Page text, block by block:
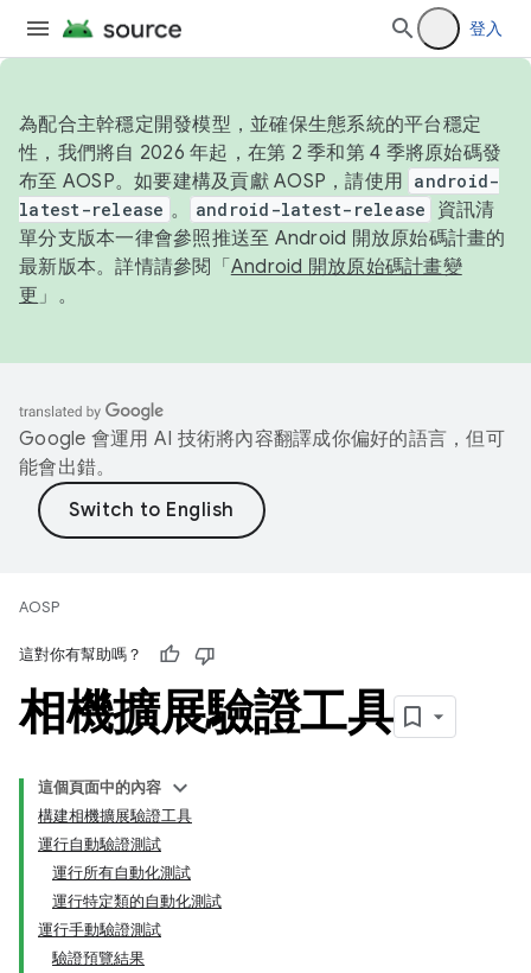
登入
為配合主幹穩定開發模型，並確保生態系統的平台穩定
性，我們將自 2026 年起，在第 2 季和第 4 季將原始碼發
布至 AOSP。如要建構及貢獻 AOSP，請使用 android-
latest-release 。 android-latest-release
資訊清
單分支版本一律會參照推送至 Android 開放原始碼計畫的
最新版本。詳情請參閱「 Android 開放原始碼計畫變
更 」。
Google 會運用 AI 技術將內容翻譯成你偏好的語言，但可
能會出錯。
AOSP
這對你有幫助嗎？
相機擴展驗證工具
這個頁面中的內容
構建相機擴展驗證工具
運行自動驗證測試
運行所有自動化測試
運行特定類的自動化測試
運行手動驗證測試
驗證預覽結果